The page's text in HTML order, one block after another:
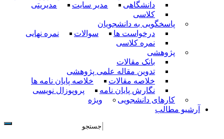
دانشگاهی
مدیر سایت
مدیریتی
کلاسی
پاسخگویی به دانشجویان
درخواست ها
سوالات
نمره نهایی
نمره کلاسی
پژوهشی
بانک مقالات
تدوین مقاله علمی پژوهشی
خلاصه مقالات
خلاصه پایان نامه ها
نگارش پایان نامه
پروپوزال نویسی
کارهای دانشجویی
ویژه
آرشیو مطالب